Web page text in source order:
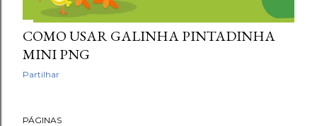
COMO USAR GALINHA PINTADINHA
MINI PNG
Partilhar
PÁGINAS